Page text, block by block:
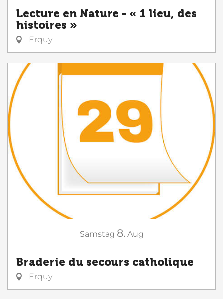
Lecture en Nature - « 1 lieu, des
histoires »
Erquy
Samstag 8. Aug
Braderie du secours catholique
Erquy